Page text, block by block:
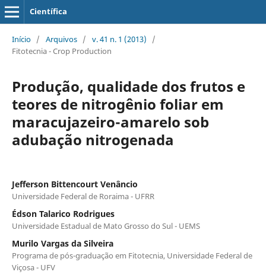
Científica
Início / Arquivos / v. 41 n. 1 (2013)
/
Fitotecnia - Crop Production
Produção, qualidade dos frutos e
teores de nitrogênio foliar em
maracujazeiro-amarelo sob
adubação nitrogenada
Jefferson Bittencourt Venâncio
Universidade Federal de Roraima - UFRR
Édson Talarico Rodrigues
Universidade Estadual de Mato Grosso do Sul - UEMS
Murilo Vargas da Silveira
Programa de pós-graduação em Fitotecnia, Universidade Federal de
Viçosa - UFV